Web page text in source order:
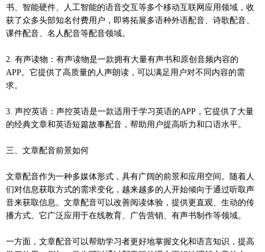
书、智能硬件、人工智能的语音交互等多个移动互联网应用领域，收
获了众多头部知名付费用户，即将拓展多语种外语配音、诗歌配音、
课件配音、名人配音等配音领域。
2. 有声读物：有声读物是一款拥有大量有声书和原创音频内容的
APP。它提供了高质量的人声朗读，可以满足用户对不同内容的需
求。
3. 声控英语：声控英语是一款适用于学习英语的APP，它提供了大量
的经典文章和英语短篇故事配音，帮助用户提高听力和口语水平。
三、文章配音前景如何
文章配音作为一种多媒体形式，具有广阔的前景和应用空间。随着人
们对信息获取方式的需求变化，越来越多的人开始倾向于通过听取声
音来获取信息。文章配音可以改善阅读体验，提供更直观、生动的传
播方式。它广泛应用于在线教育、广告营销、有声书制作等领域。
一方面，文章配音可以帮助学习者更好地掌握文化和语言知识，提高